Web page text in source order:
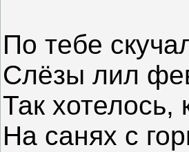
По тебе
Слёзы лил
Так хотелось,
На санях с